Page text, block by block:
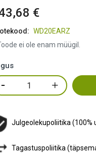
€
WD20EARZ
ei ole enam müügil.
Julgeolekupoliitika
Tagastuspoliitika